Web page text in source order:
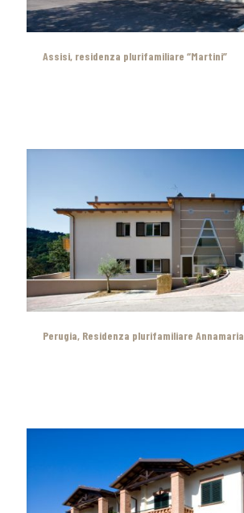
Assisi, residenza plurifamiliare “Martini”
Perugia, Residenza plurifamiliare Annamaria